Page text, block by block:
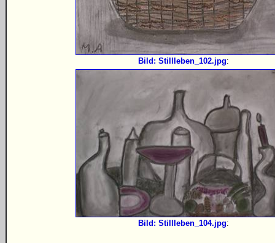
Bild: Stillleben_102.jpg:
Bild: Stillleben_104.jpg: